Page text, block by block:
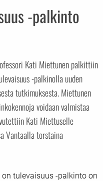
-palkinto
Kati Miettunen palkittiin
-palkinolla uuden
tutkimuksesta. Miettunen
voidaan valmistaa
Kati Miettuselle
Vantaalla torstaina
tulevaisuus -palkinto on